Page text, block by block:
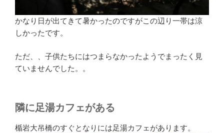
かなり日が出てきて暑かったのですがこの辺り一帯は涼
しかったです。
ただ、、子供たちにはつまらなかったようでまったく見
ていませんでした。。
隣に足湯カフェがある
楯岩大吊橋のすぐとなりには足湯カフェがあります。